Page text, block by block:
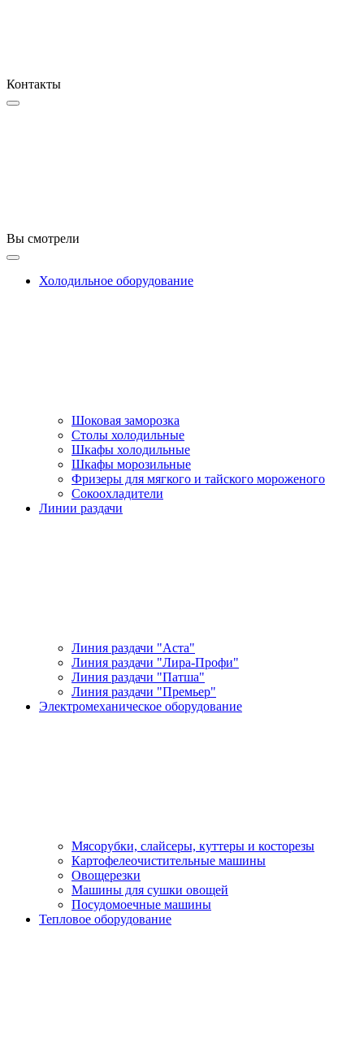
Контакты
Вы смотрели
Холодильное оборудование
Шоковая заморозка
Столы холодильные
Шкафы холодильные
Шкафы морозильные
Фризеры для мягкого и тайского мороженого
Сокоохладители
Линии раздачи
Линия раздачи "Аста"
Линия раздачи "Лира-Профи"
Линия раздачи "Патша"
Линия раздачи "Премьер"
Электромеханическое оборудование
Мясорубки, слайсеры, куттеры и косторезы
Картофелеочистительные машины
Овощерезки
Машины для сушки овощей
Посудомоечные машины
Тепловое оборудование